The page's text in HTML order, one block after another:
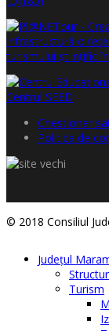
Chestionar
Politica de
© 2018 Consiliul
Judeţul
Turism